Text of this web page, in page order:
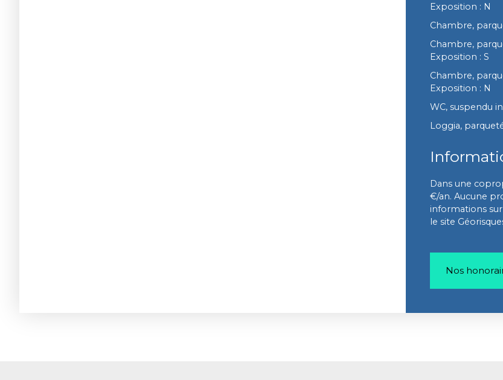
Exposition : N
Chambre,
Chambre,
Exposition : S
Chambre,
Exposition : N
WC, suspendu
Loggia,
Dans une
€/an. Aucune
informations
le site
Nos